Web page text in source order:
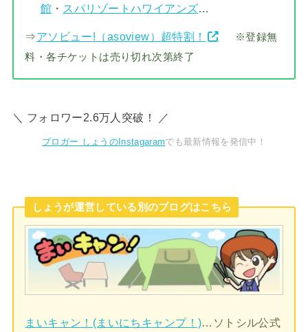
館 ・ スパリゾートハワイアンズ…
⇒アソビュー!（asoview）超特割！
※登録無
料・各チケットは売り切れ次第終了
＼ フォロワー2.6万人突破！ ／
ブロガー しょうのInstagaramでも最新情報を発信中！
しょうが運営している別のブログはこちら
まいキャン！(まいにちキャンプ！)…ソトシル公式